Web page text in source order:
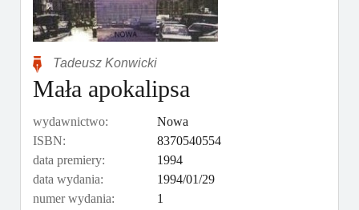
Tadeusz Konwicki
Mała apokalipsa
wydawnictwo:
Nowa
ISBN:
8370540554
data premiery:
1994
data wydania:
1994/01/29
numer wydania:
1